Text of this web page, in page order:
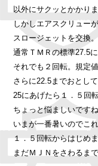
以外にサクッとかかりま
しかしエアスクリュー
スロージェットを交換
通常ＴＭＲの標準27.5に
それでも２回転。規定
さらに22.5までおとし
25にあげたら１．５回転
ちょっと悩ましいですね
いまが一番暑いのでこ
１．５回転からはじめま
まだＭＪＮをさわるま